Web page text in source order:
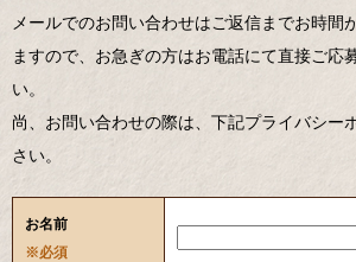
メールでのお問い合わせはご返信までお時間
ますので、お急ぎの方はお電話にて直接ご応
い。
尚、お問い合わせの際は、下記プライバシー
さい。
お名前
※必須